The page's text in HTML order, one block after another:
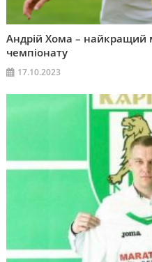
Андрій Хома – найкращий
чемпіонату
17.10.2023